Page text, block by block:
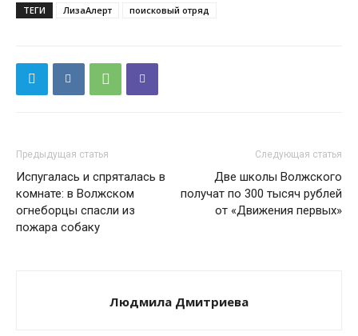
ТЕГИ ЛизаАлерт поисковый отряд
Предыдущая статья
Испугалась и спряталась в
комнате: в Волжском
огнеборцы спасли из
пожара собаку
Следующая статья
Две школы Волжского
получат по 300 тысяч рублей
от «Движения первых»
Людмила Дмитриева